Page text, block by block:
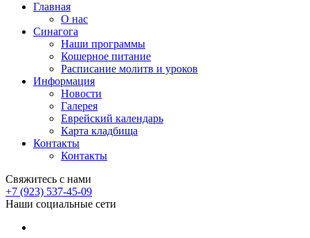
Главная
О нас
Синагога
Наши программы
Кошерное питание
Расписание молитв и уроков
Информация
Новости
Галерея
Еврейский календарь
Карта кладбища
Контакты
Контакты
Свяжитесь с нами
+7 (923) 537-45-09
Наши социальные сети